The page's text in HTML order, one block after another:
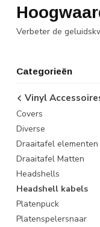
Verbeter de
Categorieën
Vinyl
Covers
Diverse
Draaitafel elementen
Draaitafel Matten
Headshells
Headshell kabels
Platenpuck
Platenspelersnaar